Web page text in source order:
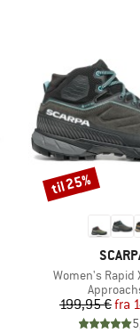
Artikel
Women's Rapid
199,95 €fra
Rabat
til 25%